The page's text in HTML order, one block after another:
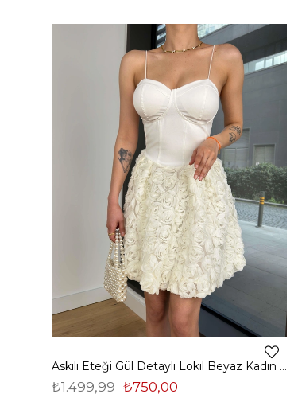
Askılı Eteği Gül Detaylı Lokıl Beyaz Kadın Mini Elbise 25Y205
₺750,00
₺1.499,99